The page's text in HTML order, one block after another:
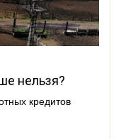
нельзя?
кредитов